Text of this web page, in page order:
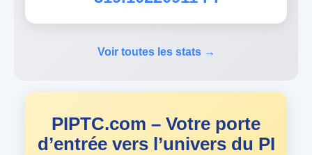
Voir toutes les stats →
PIPTC.com – Votre porte
d’entrée vers l’univers du PI